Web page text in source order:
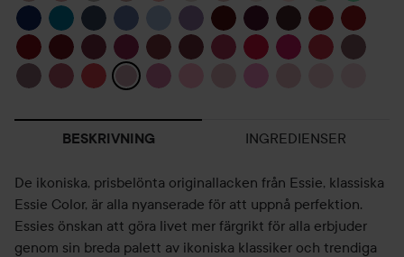
BESKRIVNING INGREDIENSER
De ikoniska, prisbelönta originallacken från Essie, klassiska
Essie Color, är alla nyanserade för att uppnå perfektion.
Essies önskan att göra livet mer färgrikt för alla erbjuder
genom sin breda palett av ikoniska klassiker och trendiga